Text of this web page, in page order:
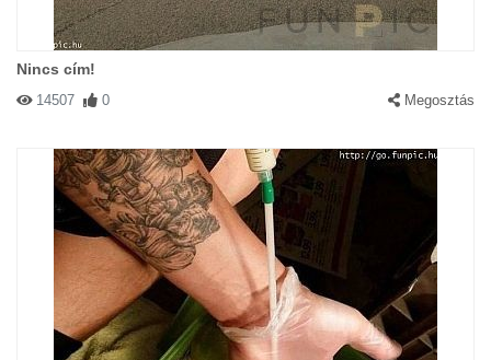
Nincs cím!
14507 0 Megosztás